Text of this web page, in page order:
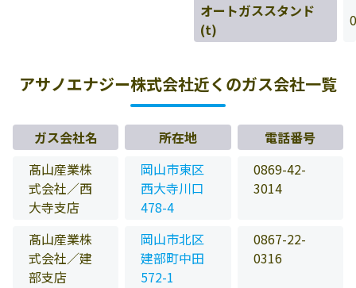
オートガススタンド
(t)
0
アサノエナジー株式会社近くのガス会社一覧
ガス会社名 所在地
電話番号
髙山産業株
式会社／西
大寺支店
岡山市東区
西大寺川口
478-4
0869-42-
3014
髙山産業株
式会社／建
部支店
岡山市北区
建部町中田
572-1
0867-22-
0316